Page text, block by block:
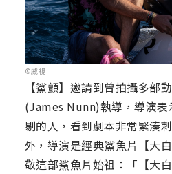
©威視
【鯊顫】邀請到曾拍攝多部
(James Nunn)執導，導演
剔的人，看到劇本非常緊湊
外，導演是經典鯊魚片【大
敬這部鯊魚片始祖：「【大